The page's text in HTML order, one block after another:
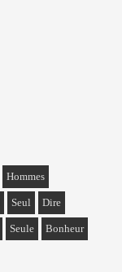
Hommes
Seul Dire
Seule Bonheur